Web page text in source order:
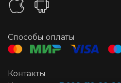
Способы оплаты
Контакты